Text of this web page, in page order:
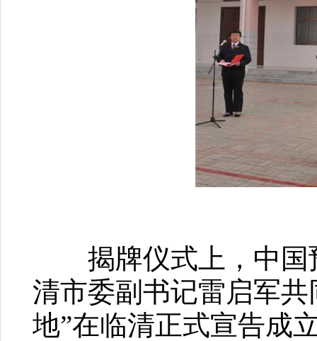
揭牌仪式上，中国
清市委副书记雷启军
地”在临清正式宣告成